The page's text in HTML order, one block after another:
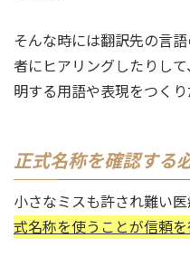
そんな時には翻訳先の言
者にヒアリングしたりし
明する用語や表現をつく
正式名称を確認する
小さなミスも許され難い
式名称を使うことが信頼を